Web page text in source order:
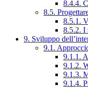
8.4.4.
8.5.
8.5.1.
8.5.2. I
9. Sviluppo
9.1.
9.1.1.
9.1.2.
9.1.3.
9.1.4.